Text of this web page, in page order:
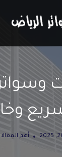
وسواتر
أهم